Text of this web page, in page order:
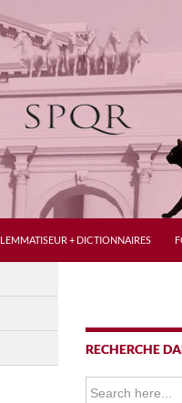
LEMMATISEUR + DICTIONNAIRES
RECHERCHE
Search
for: